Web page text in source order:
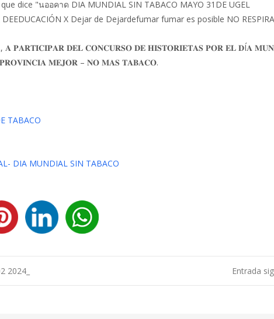
𝐀 𝐏𝐀𝐑𝐓𝐈𝐂𝐈𝐏𝐀𝐑 𝐃𝐄𝐋 𝐂𝐎𝐍𝐂𝐔𝐑𝐒𝐎 𝐃𝐄 𝐇𝐈𝐒𝐓𝐎𝐑𝐈𝐄𝐓𝐀𝐒 𝐏𝐎𝐑 𝐄𝐋 𝐃Í𝐀
𝐌𝐄𝐉𝐎𝐑 – 𝐍𝐎 𝐌𝐀𝐒 𝐓𝐀𝐁𝐀𝐂𝐎.
TABACO
DIA MUNDIAL SIN TABACO
2024_ Entrada